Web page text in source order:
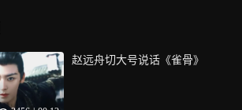
赵远舟切大号说话《雀骨》